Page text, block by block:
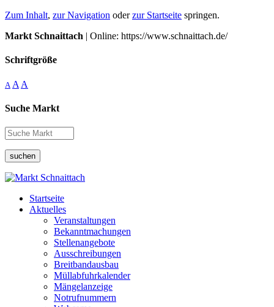
Zum Inhalt, zur Navigation oderzur Startseite springen.
Markt Schnaittach | Online: https://www.schnaittach.de/
Schriftgröße
A A A
Suche Markt
suchen
Startseite
Aktuelles
Veranstaltungen
Bekanntmachungen
Stellenangebote
Ausschreibungen
Breitbandausbau
Müllabfuhrkalender
Mängelanzeige
Notrufnummern